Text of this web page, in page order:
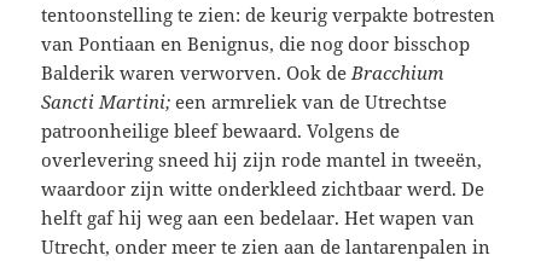
tentoonstelling te zien: de keurig verpakte botresten
van Pontiaan en Benignus, die nog door bisschop
Balderik waren verworven. Ook deBracchium
Sancti Martini;een armreliek van de Utrechtse
patroonheilige bleef bewaard. Volgens de
overlevering sneed hij zijn rode mantel in tweeën,
waardoor zijn witte onderkleed zichtbaar werd. De
helft gaf hij weg aan een bedelaar. Het wapen van
Utrecht, onder meer te zien aan de lantarenpalen in